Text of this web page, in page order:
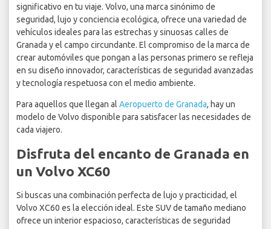
significativo en tu viaje. Volvo, una marca sinónimo de
seguridad, lujo y conciencia ecológica, ofrece una variedad de
vehículos ideales para las estrechas y sinuosas calles de
Granada y el campo circundante. El compromiso de la marca de
crear automóviles que pongan a las personas primero se refleja
en su diseño innovador, características de seguridad avanzadas
y tecnología respetuosa con el medio ambiente.
Para aquellos que llegan al Aeropuerto de Granada, hay un
modelo de Volvo disponible para satisfacer las necesidades de
cada viajero.
Disfruta del encanto de Granada en
un Volvo XC60
Si buscas una combinación perfecta de lujo y practicidad, el
Volvo XC60 es la elección ideal. Este SUV de tamaño mediano
ofrece un interior espacioso, características de seguridad